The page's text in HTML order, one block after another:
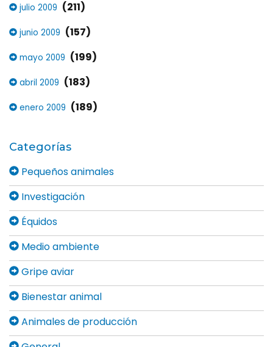
julio 2009 (211)
junio 2009 (157)
mayo 2009 (199)
abril 2009 (183)
enero 2009 (189)
Categorías
Pequeños animales
Investigación
Équidos
Medio ambiente
Gripe aviar
Bienestar animal
Animales de producción